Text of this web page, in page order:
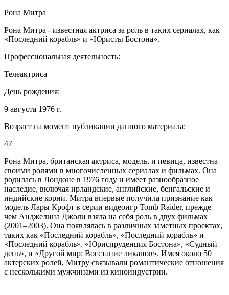
Рона Митра
Рона Митра - известная актриса за роль в таких сериалах, как
«Последний корабль» и «Юристы Бостона».
Профессиональная деятельность:
Телеактриса
День рождения:
9 августа 1976 г.
Возраст на момент публикации данного материала:
47
Рона Митра, британская актриса, модель, и певица, известна
своими ролями в многочисленных сериалах и фильмах. Она
родилась в Лондоне в 1976 году и имеет разнообразное
наследие, включая ирландские, английские, бенгальские и
индийские корни. Митра впервые получила признание как
модель Лары Крофт в серии видеоигр Tomb Raider, прежде
чем Анджелина Джоли взяла на себя роль в двух фильмах
(2001–2003). Она появлялась в различных заметных проектах,
таких как «Последний корабль», «Последний корабль» и
«Последний корабль». «Юриспруденция Бостона», «Судный
день», и «Другой мир: Восстание ликанов». Имея около 50
актерских ролей, Митру связывали романтические отношения
с несколькими мужчинами из киноиндустрии.